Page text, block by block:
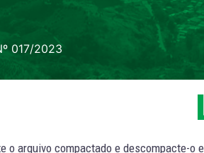
017/2023
o arquivo compactado e descompacte-o